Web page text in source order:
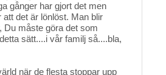
gånger har gjort det men
det är lönlöst. Man blir
Du måste göra det som
sätt....i vår familj så....bla,
när de flesta stoppar upp